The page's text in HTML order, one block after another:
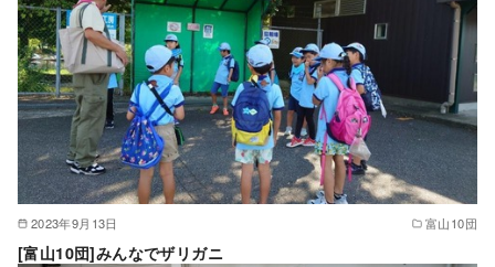
2023年9月13日 富山10団
[富山10団]みんなでザリガニ